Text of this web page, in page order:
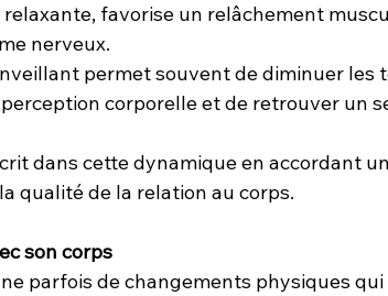
relaxante, favorise un relâchement
nerveux.
permet souvent de diminuer les
corporelle et de retrouver un
dans cette dynamique en accordant
qualité de la relation au corps.
son corps
parfois de changements physiques